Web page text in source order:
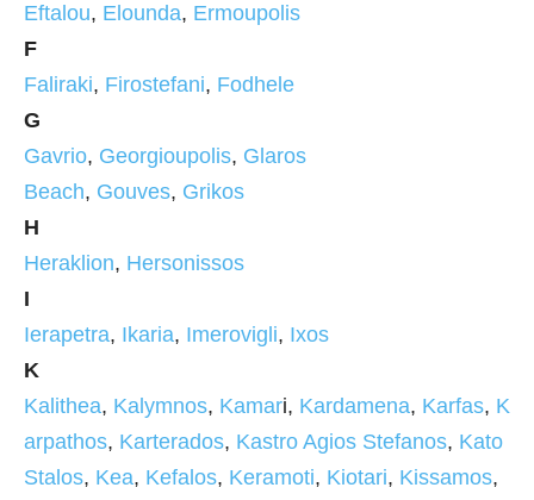
Eftalou, Elounda, Ermoupolis
F
Faliraki, Firostefani, Fodhele
G
Gavrio, Georgioupolis, Glaros
Beach, Gouves, Grikos
H
Heraklion, Hersonissos
I
Ierapetra, Ikaria, Imerovigli, Ixos
K
Kalithea, Kalymnos, Kamari, Kardamena, Karfas, K
arpathos, Karterados, Kastro Agios Stefanos, Kato
Stalos, Kea, Kefalos, Keramoti, Kiotari, Kissamos,